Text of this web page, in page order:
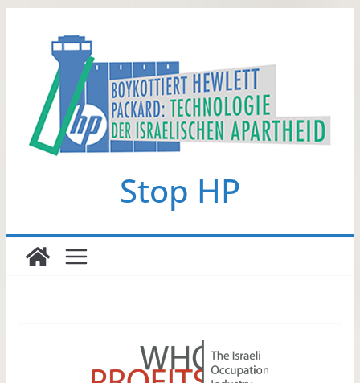
springen
Stop HP